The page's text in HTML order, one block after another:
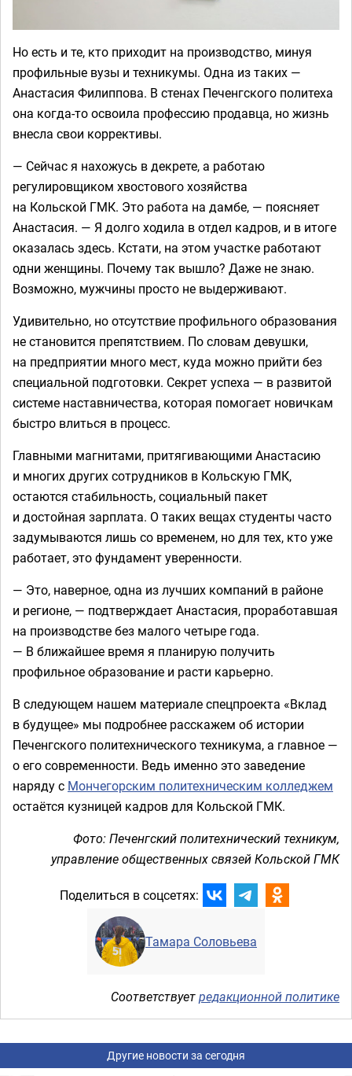
Но есть и те, кто приходит на производство, минуя
профильные вузы и техникумы. Одна из таких —
Анастасия Филиппова. В стенах Печенгского политеха
она когда-то освоила профессию продавца, но жизнь
внесла свои коррективы.
— Сейчас я нахожусь в декрете, а работаю
регулировщиком хвостового хозяйства
на Кольской ГМК. Это работа на дамбе, — поясняет
Анастасия. — Я долго ходила в отдел кадров, и в итоге
оказалась здесь. Кстати, на этом участке работают
одни женщины. Почему так вышло? Даже не знаю.
Возможно, мужчины просто не выдерживают.
Удивительно, но отсутствие профильного образования
не становится препятствием. По словам девушки,
на предприятии много мест, куда можно прийти без
специальной подготовки. Секрет успеха — в развитой
системе наставничества, которая помогает новичкам
быстро влиться в процесс.
Главными магнитами, притягивающими Анастасию
и многих других сотрудников в Кольскую ГМК,
остаются стабильность, социальный пакет
и достойная зарплата. О таких вещах студенты часто
задумываются лишь со временем, но для тех, кто уже
работает, это фундамент уверенности.
— Это, наверное, одна из лучших компаний в районе
и регионе, — подтверждает Анастасия, проработавшая
на производстве без малого четыре года.
— В ближайшее время я планирую получить
профильное образование и расти карьерно.
В следующем нашем материале спецпроекта «Вклад
в будущее» мы подробнее расскажем об истории
Печенгского политехнического техникума, а главное —
о его современности. Ведь именно это заведение
наряду с Мончегорским политехническим колледжем
остаётся кузницей кадров для Кольской ГМК.
Фото: Печенгский политехнический техникум,
управление общественных связей Кольской ГМК
Поделиться в соцсетях:
Тамара Соловьева
Соответствуетредакционной политике
Другие новости за сегодня